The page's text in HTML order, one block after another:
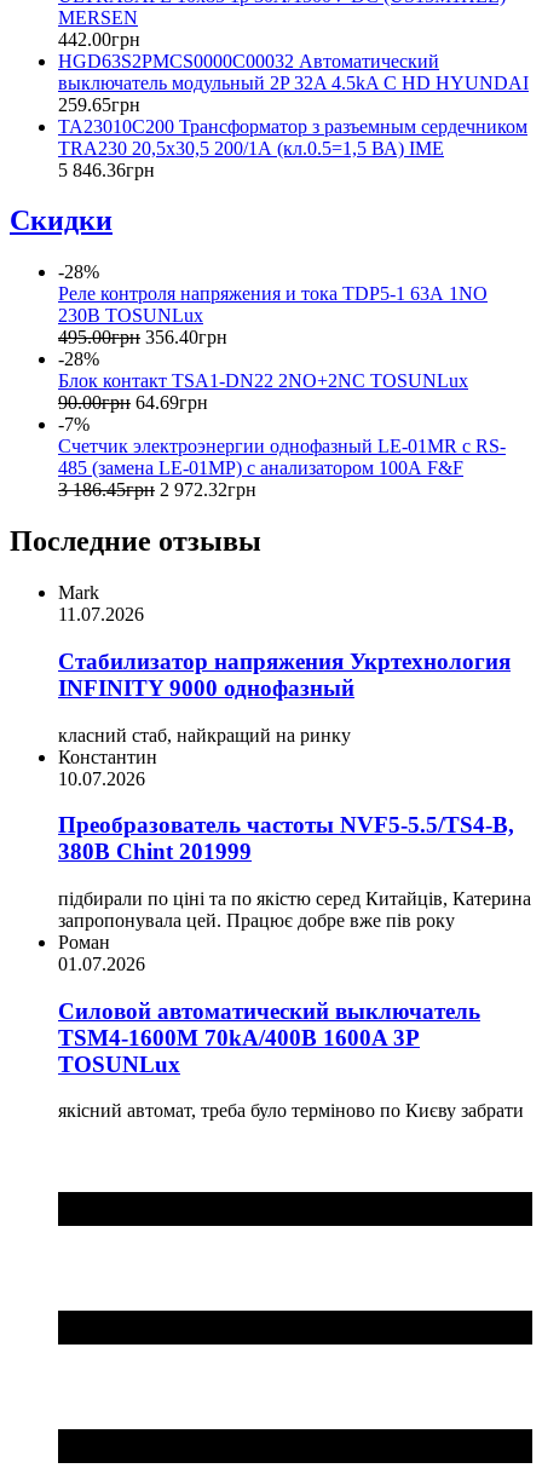
MERSEN
442.00грн
HGD63S2PMCS0000C00032 Автоматический
выключатель модульный 2P 32A 4.5kA C HD HYUNDAI
259.65грн
TA23010C200 Трансформатор з разъемным сердечником
TRA230 20,5x30,5 200/1А (кл.0.5=1,5 ВА) IME
5 846.36грн
Скидки
-28%
Реле контроля напряжения и тока TDP5-1 63А 1NO
230В TOSUNLux
495.00грн 356.40грн
-28%
Блок контакт TSA1-DN22 2NO+2NC TOSUNLux
90.00грн 64.69грн
-7%
Счетчик электроэнергии однофазный LE-01MR с RS-
485 (замена LE-01MP) с анализатором 100А F&F
3 186.45грн 2 972.32грн
Последние отзывы
Mark
11.07.2026
Стабилизатор напряжения Укртехнология
INFINITY 9000 однофазный
класний стаб, найкращий на ринку
Константин
10.07.2026
Преобразователь частоты NVF5-5.5/TS4-B,
380В Chint 201999
підбирали по ціні та по якістю серед Китайців, Катерина
запропонувала цей. Працює добре вже пів року
Роман
01.07.2026
Силовой автоматический выключатель
TSM4-1600M 70kA/400B 1600A 3P
TOSUNLux
якісний автомат, треба було терміново по Києву забрати